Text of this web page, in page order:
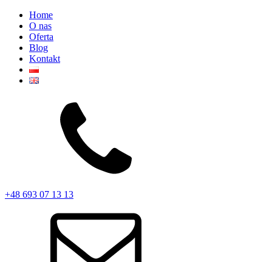
Home
O nas
Oferta
Blog
Kontakt
+48 693 07 13 13